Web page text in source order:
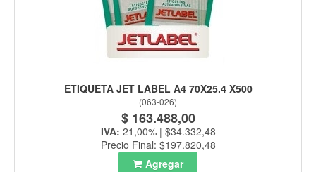
ETIQUETA JET LABEL A4 70X25.4 X500
(063-026)
$ 163.488,00
IVA: 21,00% | $34.332,48
Precio Final: $197.820,48
Agregar